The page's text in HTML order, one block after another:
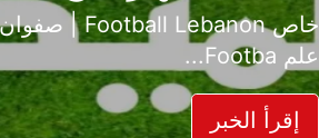
بعد موسم حافل بالإثارة والصراع
حسم ل...
إقرأ الخبر